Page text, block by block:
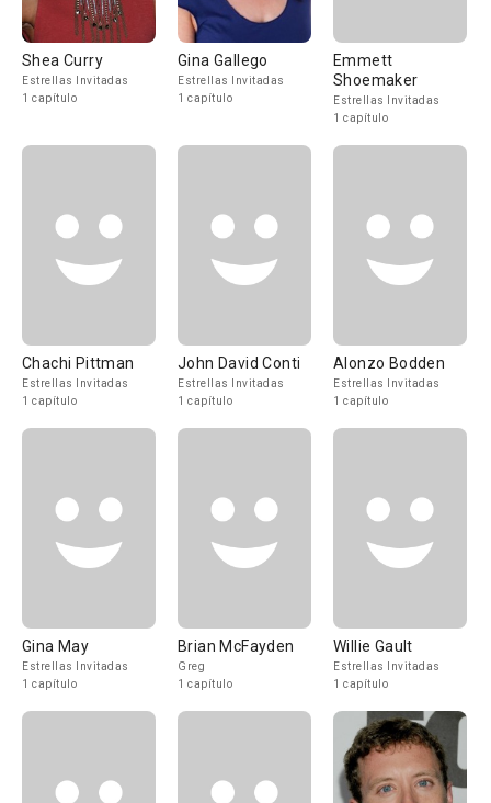
Shea Curry
Estrellas Invitadas
1 capítulo
Gina Gallego
Estrellas Invitadas
1 capítulo
Emmett
Shoemaker
Estrellas Invitadas
1 capítulo
Chachi Pittman
Estrellas Invitadas
1 capítulo
John David Conti
Estrellas Invitadas
1 capítulo
Alonzo Bodden
Estrellas Invitadas
1 capítulo
Gina May
Estrellas Invitadas
1 capítulo
Brian McFayden
Greg
1 capítulo
Willie Gault
Estrellas Invitadas
1 capítulo